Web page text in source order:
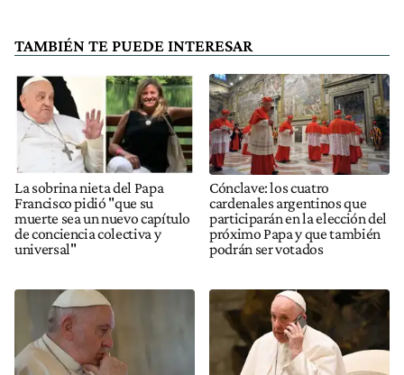
TAMBIÉN TE PUEDE INTERESAR
La sobrina nieta del Papa
Francisco pidió "que su
muerte sea un nuevo capítulo
de conciencia colectiva y
universal"
Cónclave: los cuatro
cardenales argentinos que
participarán en la elección del
próximo Papa y que también
podrán ser votados